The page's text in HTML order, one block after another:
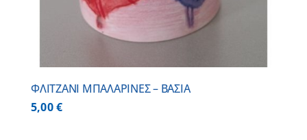
ΦΛΙΤΖΑΝΙ ΜΠΑΛΑΡΙΝΕΣ – ΒΑΣΙΑ
5,00€